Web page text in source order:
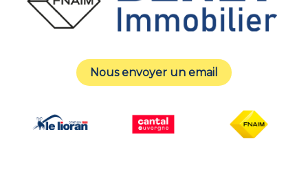
Nous envoyer un email